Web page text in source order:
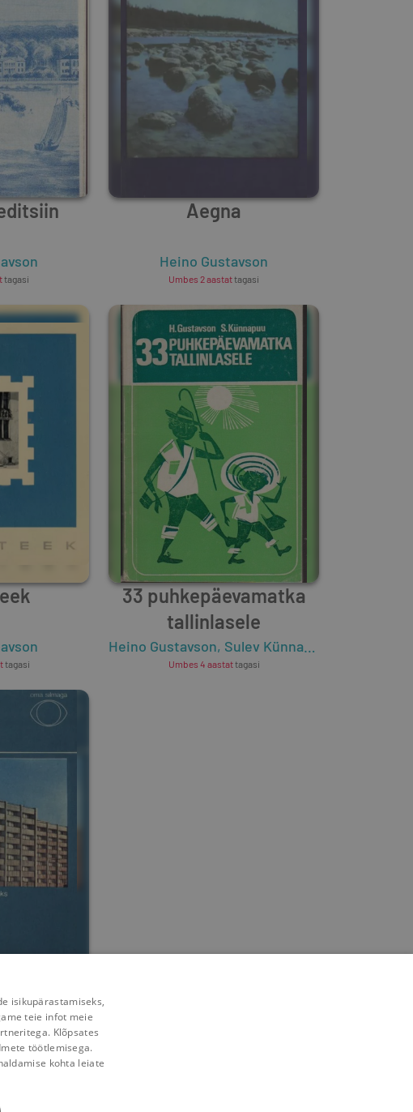
tagasi
Aegna
Heino Gustavson
Umbes 2 aastattagasi
tagasi
33 puhkepäevamatka
tallinlasele
Heino Gustavson, Sulev Künnapuu
Umbes 4 aastattagasi
tagasi
isikupärastamiseks,
teie infot meie
Klõpsates
töötlemisega.
kohta leiate